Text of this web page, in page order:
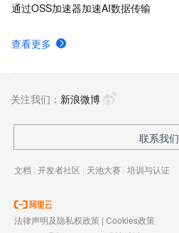
通过OSS加速器加速AI数据传输
查看更多
关注我们： 新浪微博
联系我们
文档 | 开发者社区 | 天池大赛 | 培训与认证
法律声明及隐私权政策 | Cookies政策